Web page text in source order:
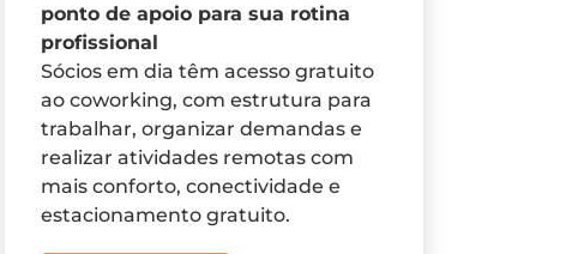
ponto de apoio para sua rotina
profissional
Sócios em dia têm acesso gratuito
ao coworking, com estrutura para
trabalhar, organizar demandas e
realizar atividades remotas com
mais conforto, conectividade e
estacionamento gratuito.